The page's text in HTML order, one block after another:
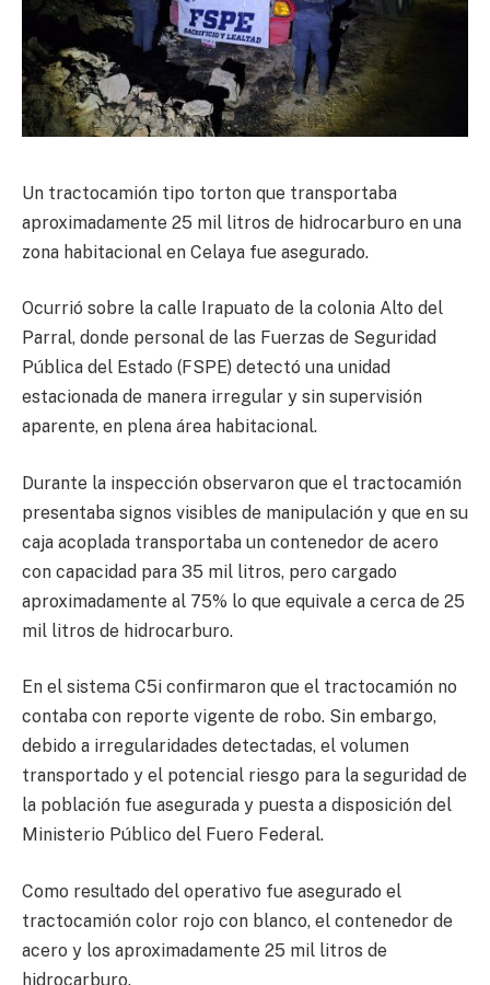
Un tractocamión tipo torton que transportaba
aproximadamente 25 mil litros de hidrocarburo en una
zona habitacional en Celaya fue asegurado.
Ocurrió sobre la calle Irapuato de la colonia Alto del
Parral, donde personal de las Fuerzas de Seguridad
Pública del Estado (FSPE) detectó una unidad
estacionada de manera irregular y sin supervisión
aparente, en plena área habitacional.
Durante la inspección observaron que el tractocamión
presentaba signos visibles de manipulación y que en su
caja acoplada transportaba un contenedor de acero
con capacidad para 35 mil litros, pero cargado
aproximadamente al 75% lo que equivale a cerca de 25
mil litros de hidrocarburo.
En el sistema C5i confirmaron que el tractocamión no
contaba con reporte vigente de robo. Sin embargo,
debido a irregularidades detectadas, el volumen
transportado y el potencial riesgo para la seguridad de
la población fue asegurada y puesta a disposición del
Ministerio Público del Fuero Federal.
Como resultado del operativo fue asegurado el
tractocamión color rojo con blanco, el contenedor de
acero y los aproximadamente 25 mil litros de
hidrocarburo.